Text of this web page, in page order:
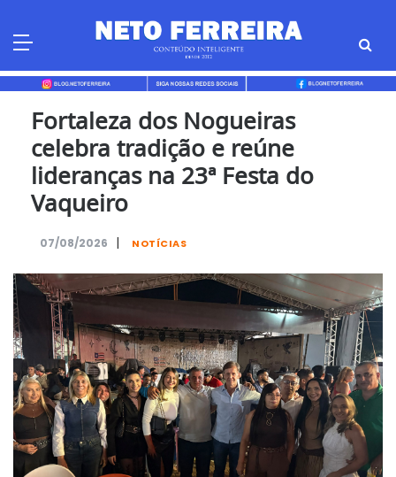
Fortaleza dos Nogueiras
celebra tradição e reúne
lideranças na 23ª Festa do
Vaqueiro
07/08/2026 | NOTÍCIAS